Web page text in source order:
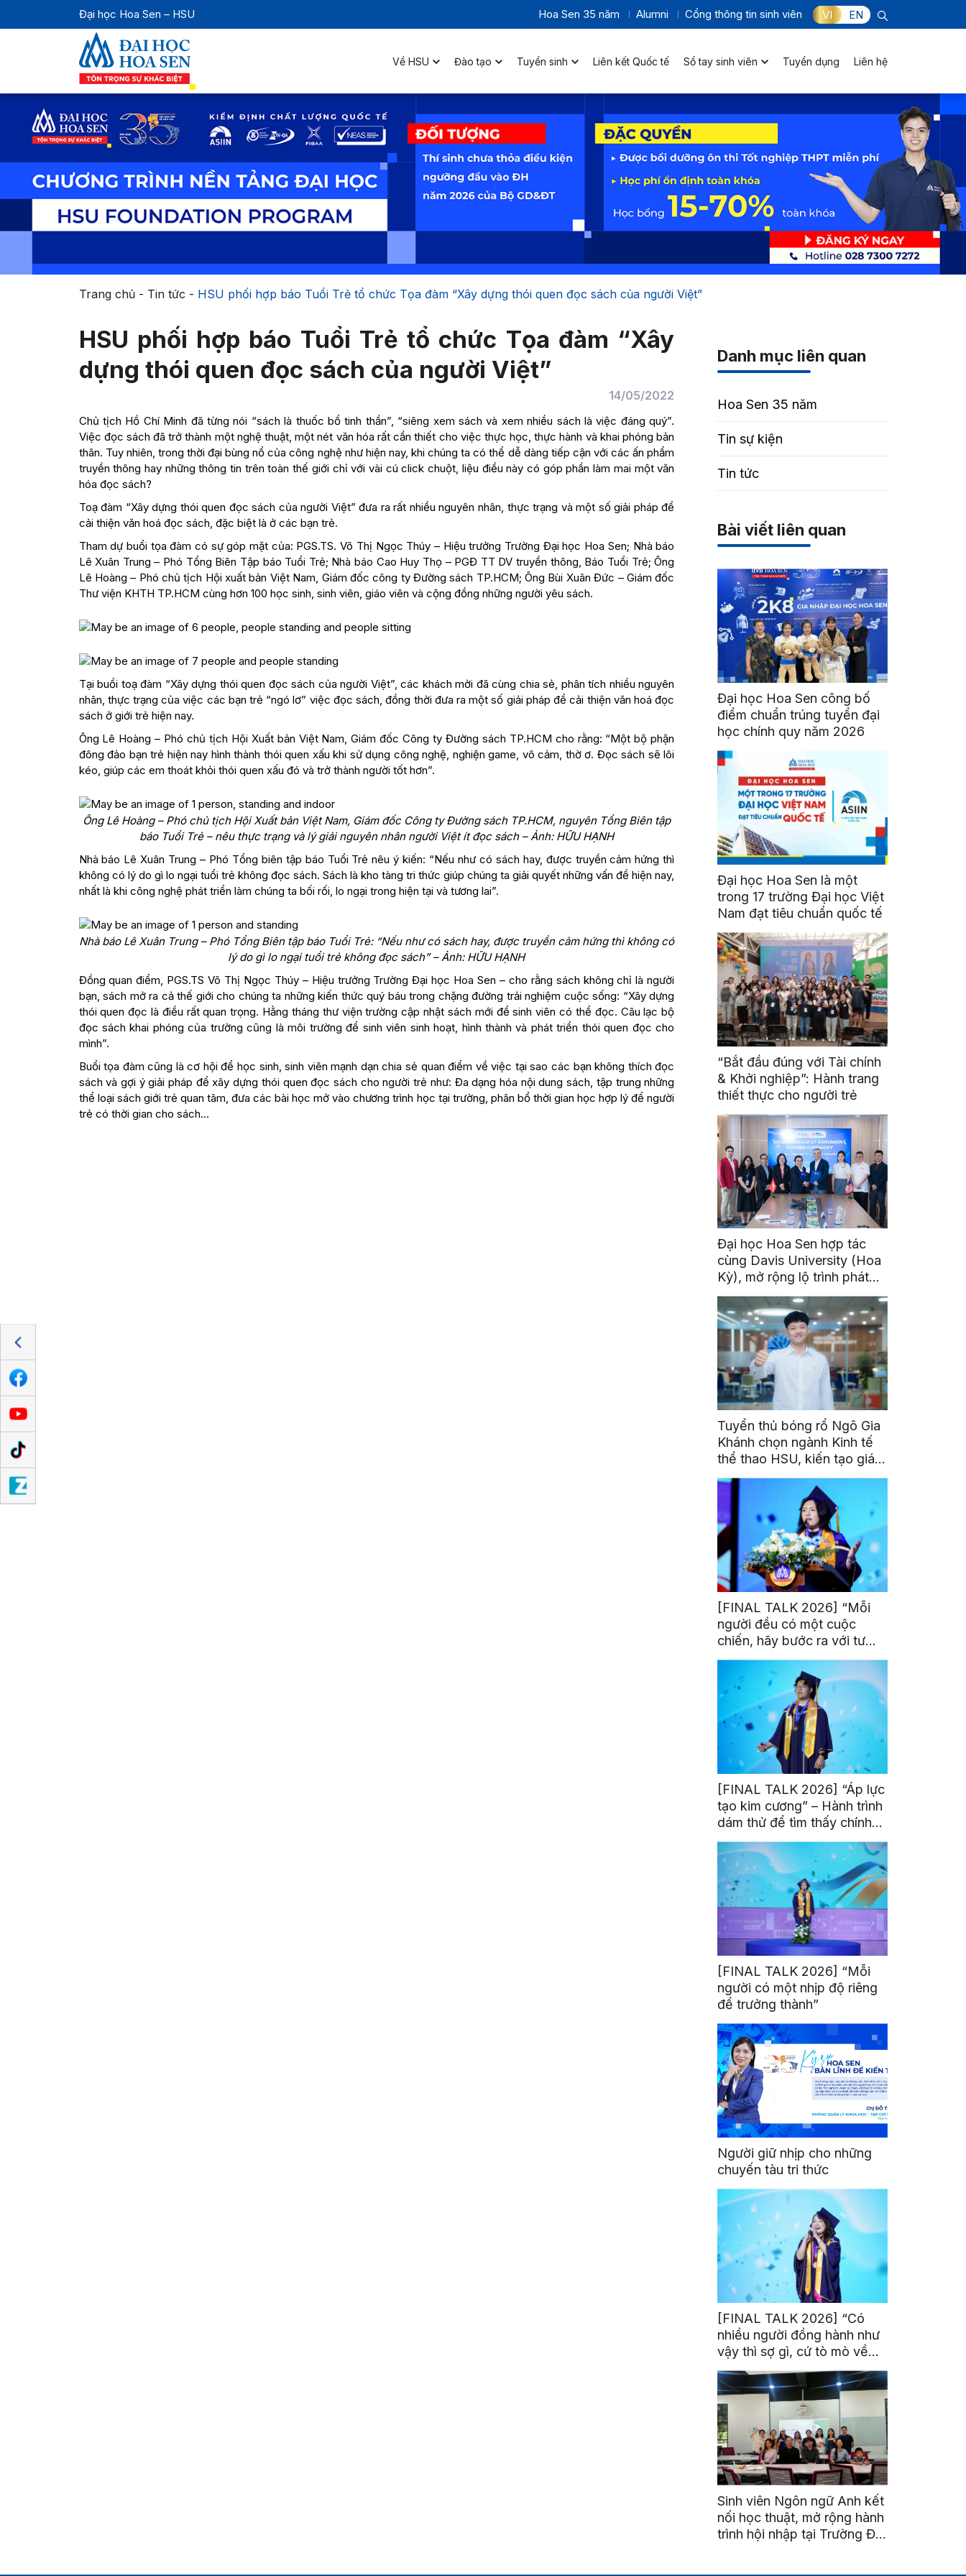
Đại học Hoa Sen – HSU Hoa Sen 35 năm Alumni Cổng thông tin sinh viên VI EN
Về HSU Đào tạo Tuyển sinh Liên kết Quốc tế Sổ tay sinh viên Tuyển dụng Liên hệ
Trang chủ- Tin tức - HSU phối hợp báo Tuổi Trẻ tổ chức Tọa đàm “Xây dựng thói quen đọc sách của người Việt”
HSU phối hợp báo Tuổi Trẻ tổ chức Tọa đàm “Xây
dựng thói quen đọc sách của người Việt”
14/05/2022
Chủ tịch Hồ Chí Minh đã từng nói “sách là thuốc bổ tinh thần”, “siêng xem sách và xem nhiều sách là việc đáng quý”.
Việc đọc sách đã trở thành một nghệ thuật, một nét văn hóa rất cần thiết cho việc thực học, thực hành và khai phóng bản
thân. Tuy nhiên, trong thời đại bùng nổ của công nghệ như hiện nay, khi chúng ta có thể dễ dàng tiếp cận với các ấn phẩm
truyền thông hay những thông tin trên toàn thế giới chỉ với vài cú click chuột, liệu điều này có góp phần làm mai một văn
hóa đọc sách?
Toạ đàm “Xây dựng thói quen đọc sách của người Việt” đưa ra rất nhiều nguyên nhân, thực trạng và một số giải pháp để
cải thiện văn hoá đọc sách, đặc biệt là ở các bạn trẻ.
Tham dự buổi tọa đàm có sự góp mặt của: PGS.TS. Võ Thị Ngọc Thúy – Hiệu trưởng Trường Đại học Hoa Sen; Nhà báo
Lê Xuân Trung – Phó Tổng Biên Tập báo Tuổi Trẻ; Nhà báo Cao Huy Thọ – PGĐ TT DV truyền thông, Báo Tuổi Trẻ; Ông
Lê Hoàng – Phó chủ tịch Hội xuất bản Việt Nam, Giám đốc công ty Đường sách TP.HCM; Ông Bùi Xuân Đức – Giám đốc
Thư viện KHTH TP.HCM cùng hơn 100 học sinh, sinh viên, giáo viên và cộng đồng những người yêu sách.
Tại buổi toạ đàm “Xây dựng thói quen đọc sách của người Việt”, các khách mời đã cùng chia sẻ, phân tích nhiều nguyên
nhân, thực trạng của việc các bạn trẻ “ngó lơ” việc đọc sách, đồng thời đưa ra một số giải pháp để cải thiện văn hoá đọc
sách ở giới trẻ hiện nay.
Ông Lê Hoàng – Phó chủ tịch Hội Xuất bản Việt Nam, Giám đốc Công ty Đường sách TP.HCM cho rằng: “Một bộ phận
đông đảo bạn trẻ hiện nay hình thành thói quen xấu khi sử dụng công nghệ, nghiện game, vô cảm, thờ ơ. Đọc sách sẽ lôi
kéo, giúp các em thoát khỏi thói quen xấu đó và trở thành người tốt hơn”.
Ông Lê Hoàng – Phó chủ tịch Hội Xuất bản Việt Nam, Giám đốc Công ty Đường sách TP.HCM, nguyên Tổng Biên tập
báo Tuổi Trẻ – nêu thực trạng và lý giải nguyên nhân người Việt ít đọc sách – Ảnh: HỮU HẠNH
Nhà báo Lê Xuân Trung – Phó Tổng biên tập báo Tuổi Trẻ nêu ý kiến: “Nếu như có sách hay, được truyền cảm hứng thì
không có lý do gì lo ngại tuổi trẻ không đọc sách. Sách là kho tàng tri thức giúp chúng ta giải quyết những vấn đề hiện nay,
nhất là khi công nghệ phát triển làm chúng ta bối rối, lo ngại trong hiện tại và tương lai”.
Nhà báo Lê Xuân Trung – Phó Tổng Biên tập báo Tuổi Trẻ: “Nếu như có sách hay, được truyền cảm hứng thì không có
lý do gì lo ngại tuổi trẻ không đọc sách” – Ảnh: HỮU HẠNH
Đồng quan điểm, PGS.TS Võ Thị Ngọc Thúy – Hiệu trưởng Trường Đại học Hoa Sen – cho rằng sách không chỉ là người
bạn, sách mở ra cả thế giới cho chúng ta những kiến thức quý báu trong chặng đường trải nghiệm cuộc sống: “Xây dựng
thói quen đọc là điều rất quan trọng. Hằng tháng thư viện trường cập nhật sách mới để sinh viên có thể đọc. Câu lạc bộ
đọc sách khai phóng của trường cũng là môi trường để sinh viên sinh hoạt, hình thành và phát triển thói quen đọc cho
mình”.
Buổi tọa đàm cũng là cơ hội để học sinh, sinh viên mạnh dạn chia sẻ quan điểm về việc tại sao các bạn không thích đọc
sách và gợi ý giải pháp để xây dựng thói quen đọc sách cho người trẻ như: Đa dạng hóa nội dung sách, tập trung những
thể loại sách giới trẻ quan tâm, đưa các bài học mở vào chương trình học tại trường, phân bổ thời gian học hợp lý để người
trẻ có thời gian cho sách…
Danh mục liên quan
Hoa Sen 35 năm
Tin sự kiện
Tin tức
Bài viết liên quan
Đại học Hoa Sen công bố
điểm chuẩn trúng tuyển đại
học chính quy năm 2026
Đại học Hoa Sen là một
trong 17 trường Đại học Việt
Nam đạt tiêu chuẩn quốc tế
“Bắt đầu đúng với Tài chính
& Khởi nghiệp”: Hành trang
thiết thực cho người trẻ
Đại học Hoa Sen hợp tác
cùng Davis University (Hoa
Kỳ), mở rộng lộ trình phát
triển toàn cầu cho sinh viên
Tuyển thủ bóng rổ Ngô Gia
Khánh chọn ngành Kinh tế
thể thao HSU, kiến tạo giá
trị từ đam mê thể thao
[FINAL TALK 2026] “Mỗi
người đều có một cuộc
chiến, hãy bước ra với tư
thế của người chiến thắng”
[FINAL TALK 2026] “Áp lực
tạo kim cương” – Hành trình
dám thử để tìm thấy chính
mình
[FINAL TALK 2026] “Mỗi
người có một nhịp độ riêng
để trưởng thành”
Người giữ nhịp cho những
chuyến tàu tri thức
[FINAL TALK 2026] “Có
nhiều người đồng hành như
vậy thì sợ gì, cứ tò mò về
thế giới thôi”
Sinh viên Ngôn ngữ Anh kết
nối học thuật, mở rộng hành
trình hội nhập tại Trường Đại